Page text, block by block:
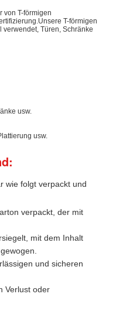
von T-förmigen
T-förmigen
Türen, Schränke
usw.
usw.
wie folgt verpackt und
verpackt, der mit
mit dem Inhalt
und sicheren
Verlust oder